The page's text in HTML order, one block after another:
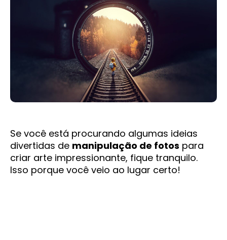
Se você está procurando algumas ideias
divertidas de manipulação de fotos para
criar arte impressionante, fique tranquilo.
Isso porque você veio ao lugar certo!